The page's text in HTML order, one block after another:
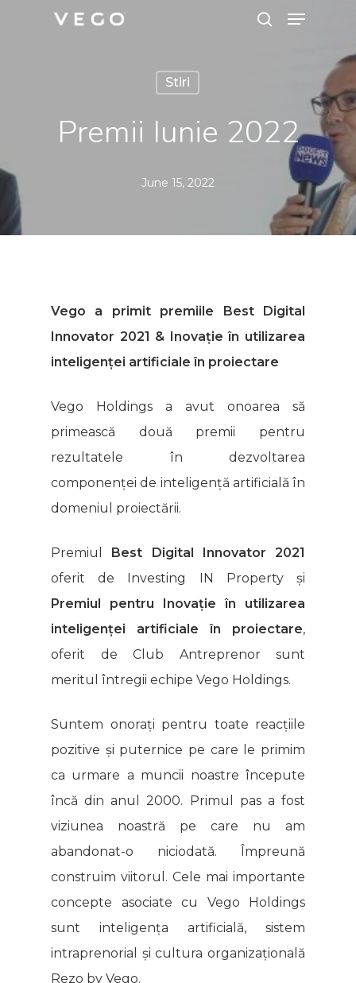
Menu
Stiri
Premii Iunie 2022
June 15, 2022
Vego a primit premiile Best Digital
Innovator 2021 & Inovație în utilizarea
inteligenței artificiale în proiectare
Vego Holdings a avut onoarea să
primească două premii pentru
rezultatele în dezvoltarea
componenței de inteligență artificială în
domeniul proiectării.
Premiul Best Digital Innovator 2021
oferit de Investing IN Property și
Premiul pentru Inovație în utilizarea
inteligenței artificiale în proiectare,
oferit de Club Antreprenor sunt
meritul întregii echipe Vego Holdings.
Suntem onorați pentru toate reacțiile
pozitive și puternice pe care le primim
ca urmare a muncii noastre începute
încă din anul 2000. Primul pas a fost
viziunea noastră pe care nu am
abandonat-o niciodată. Împreună
construim viitorul. Cele mai importante
concepte asociate cu Vego Holdings
sunt inteligența artificială, sistem
intraprenorial și cultura organizațională
Rezo by Vego.
Close
Menu